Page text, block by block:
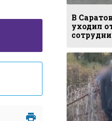
В
уходил